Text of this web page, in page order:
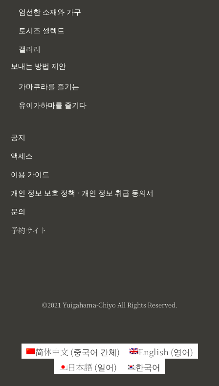
엄선한 소재와 가구
토시즈 셀렉트
갤러리
보내는 방법 제안
가마쿠라를 즐기는
유이가하마를 즐기다
공지
액세스
이용 가이드
개인 정보 보호 정책 · 개인 정보 취급 동의서
문의
予約サイト
©︎2021 Yuigahama-Chiyo All Rights Reserved.
简体中文 (중국어 간체) English (영어)
日本語 (일어) 한국어